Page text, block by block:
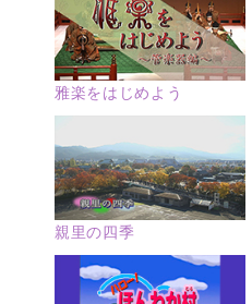
雅楽をはじめよう
親里の四季